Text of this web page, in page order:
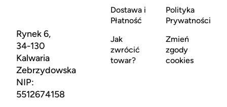
Rynek 6,
34-130
Kalwaria
Zebrzydowska
NIP:
5512674158
Dostawa i
Płatność
Jak
zwrócić
towar?
Polityka
Prywatności
Zmień
zgody
cookies